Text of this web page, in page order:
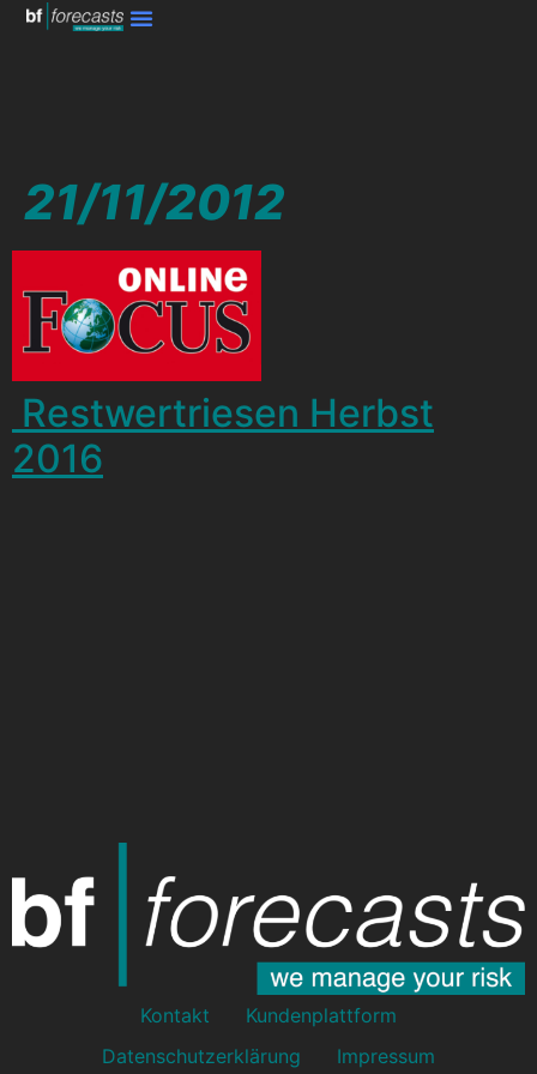
21/11/2012
Restwertriesen Herbst
2016
Kontakt
Kundenplattform
Datenschutzerklärung
Impressum